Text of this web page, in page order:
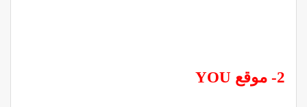
2- موقع YOU